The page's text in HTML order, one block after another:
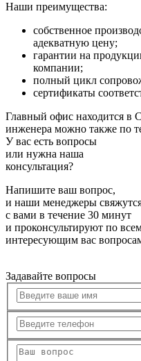
Наши преимущества:
собственное
адекватную цену;
гарантии на
компании;
полный цикл
сертификаты
Главный офис находится в
инженера можно также по
У вас есть вопросы
или нужна наша
консультация?
Напишите ваш вопрос,
и наши менеджеры
с вами в течение 30 минут
и проконсультируют по
интересующим вас
Задавайте вопросы